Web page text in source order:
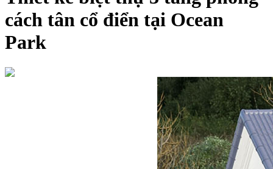
cách tân cổ điển tại Ocean
Park